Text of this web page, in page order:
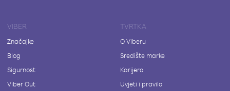
VIBER
Značajke
Blog
Sigurnost
Viber Out
TVRTKA
O Viberu
Središte marke
Karijera
Uvjeti i pravila